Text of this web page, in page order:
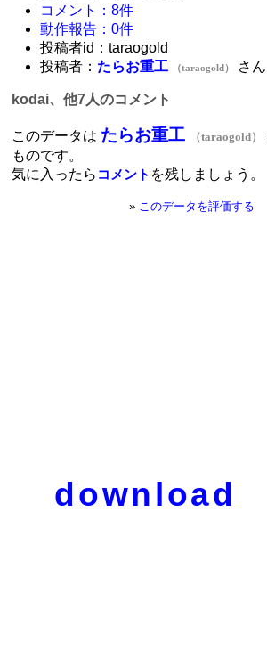
コメント：8件
動作報告：0件
投稿者id：taraogold
投稿者： たらお重工 （taraogold） さん
kodai、他7人のコメント
このデータは たらお重工 （taraogold）
ものです。
気に入ったら コメント を残しましょう。
» このデータを評価する
download